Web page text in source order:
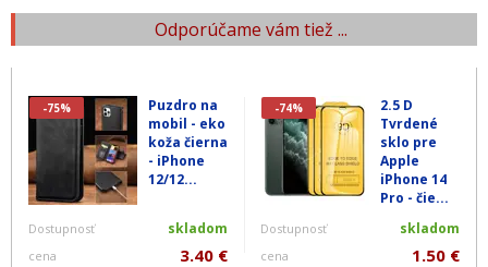
Odporúčame vám tiež ...
-75%
Puzdro na
mobil - eko
koža čierna
- iPhone
12/12...
Dostupnosť skladom
cena 3.40 €
-74%
2.5 D
Tvrdené
sklo pre
Apple
iPhone 14
Pro - čie...
Dostupnosť skladom
cena 1.50 €